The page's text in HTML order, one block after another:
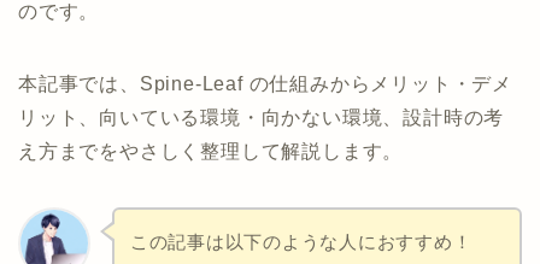
のです。
本記事では、Spine-Leaf の仕組みからメリット・デメ
リット、向いている環境・向かない環境、設計時の考
え方までをやさしく整理して解説します。
この記事は以下のような人におすすめ！